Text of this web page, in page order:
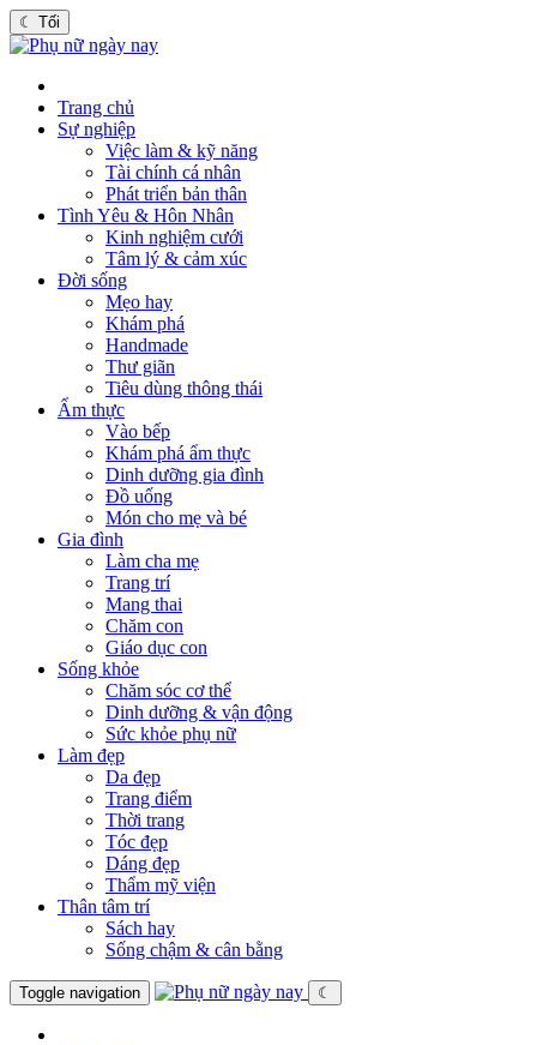
☾ Tối
Trang chủ
Sự nghiệp
Việc làm & kỹ năng
Tài chính cá nhân
Phát triển bản thân
Tình Yêu & Hôn Nhân
Kinh nghiệm cưới
Tâm lý & cảm xúc
Đời sống
Mẹo hay
Khám phá
Handmade
Thư giãn
Tiêu dùng thông thái
Ẩm thực
Vào bếp
Khám phá ẩm thực
Dinh dưỡng gia đình
Đồ uống
Món cho mẹ và bé
Gia đình
Làm cha mẹ
Trang trí
Mang thai
Chăm con
Giáo dục con
Sống khỏe
Chăm sóc cơ thể
Dinh dưỡng & vận động
Sức khỏe phụ nữ
Làm đẹp
Da đẹp
Trang điểm
Thời trang
Tóc đẹp
Dáng đẹp
Thẩm mỹ viện
Thân tâm trí
Sách hay
Sống chậm & cân bằng
Toggle navigation ☾